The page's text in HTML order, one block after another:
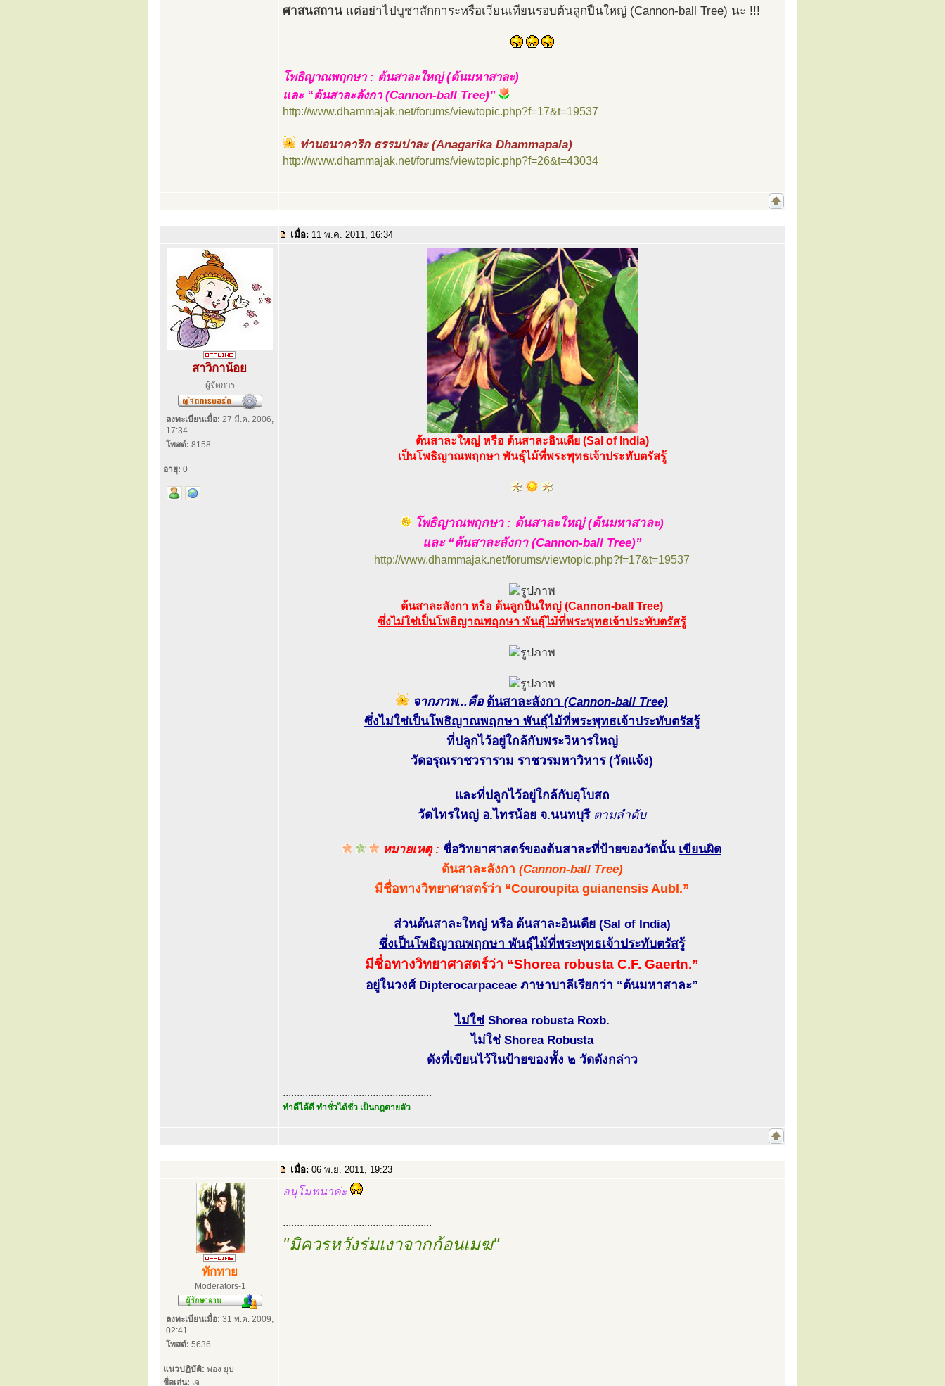
ศาสนสถาน แต่อย่าไปบูชาสักการะหรือเวียนเทียนรอบต้นลูกปืนใหญ่ (Cannon-ball Tree) นะ !!!
โพธิญาณพฤกษา : ต้นสาละใหญ่ (ต้นมหาสาละ)
และ “ต้นสาละลังกา (Cannon-ball Tree)”
http://www.dhammajak.net/forums/viewtopic.php?f=17&t=19537
ท่านอนาคาริก ธรรมปาละ (Anagarika Dhammapala)
http://www.dhammajak.net/forums/viewtopic.php?f=26&t=43034
เมื่อ: 11 พ.ค. 2011, 16:34
สาวิกาน้อย
ผู้จัดการ
ลงทะเบียนเมื่อ: 27 มี.ค. 2006,
17:34
โพสต์: 8158
อายุ: 0
ต้นสาละใหญ่ หรือ ต้นสาละอินเดีย (Sal of India)
เป็นโพธิญาณพฤกษา พันธุ์ไม้ที่พระพุทธเจ้าประทับตรัสรู้
โพธิญาณพฤกษา : ต้นสาละใหญ่ (ต้นมหาสาละ)
และ “ต้นสาละลังกา (Cannon-ball Tree)”
http://www.dhammajak.net/forums/viewtopic.php?f=17&t=19537
ต้นสาละลังกา หรือ ต้นลูกปืนใหญ่ (Cannon-ball Tree)
ซึ่งไม่ใช่เป็นโพธิญาณพฤกษา พันธุ์ไม้ที่พระพุทธเจ้าประทับตรัสรู้
จากภาพ...คือ ต้นสาละลังกา (Cannon-ball Tree)
ซึ่งไม่ใช่เป็นโพธิญาณพฤกษา พันธุ์ไม้ที่พระพุทธเจ้าประทับตรัสรู้
ที่ปลูกไว้อยู่ใกล้กับพระวิหารใหญ่
วัดอรุณราชวราราม ราชวรมหาวิหาร (วัดแจ้ง)
และที่ปลูกไว้อยู่ใกล้กับอุโบสถ
วัดไทรใหญ่ อ.ไทรน้อย จ.นนทบุรี ตามลำดับ
หมายเหตุ : ชื่อวิทยาศาสตร์ของต้นสาละที่ป้ายของวัดนั้น เขียนผิด
ต้นสาละลังกา (Cannon-ball Tree)
มีชื่อทางวิทยาศาสตร์ว่า “Couroupita guianensis Aubl.”
ส่วนต้นสาละใหญ่ หรือ ต้นสาละอินเดีย (Sal of India)
ซึ่งเป็นโพธิญาณพฤกษา พันธุ์ไม้ที่พระพุทธเจ้าประทับตรัสรู้
มีชื่อทางวิทยาศาสตร์ว่า “Shorea robusta C.F. Gaertn.”
อยู่ในวงศ์ Dipterocarpaceae ภาษาบาลีเรียกว่า “ต้นมหาสาละ”
ไม่ใช่Shorea robusta Roxb.
ไม่ใช่Shorea Robusta
ดังที่เขียนไว้ในป้ายของทั้ง ๒ วัดดังกล่าว
.....................................................
ทำดีได้ดี ทำชั่วได้ชั่ว เป็นกฎตายตัว
เมื่อ: 06 พ.ย. 2011, 19:23
ทักทาย
Moderators-1
ลงทะเบียนเมื่อ: 31 พ.ค. 2009,
02:41
โพสต์: 5636
แนวปฏิบัติ: พอง ยุบ
ชื่อเล่น: เจ
อนุโมทนาค่ะ
.....................................................
"มิควรหวังร่มเงาจากก้อนเมฆ"